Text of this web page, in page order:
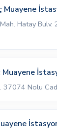
Muayene
Hatay
37074 Nolu